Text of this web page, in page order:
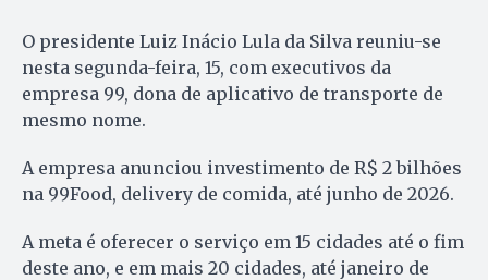
O presidente Luiz Inácio Lula da Silva reuniu-se
nesta segunda-feira, 15, com executivos da
empresa 99, dona de aplicativo de transporte de
mesmo nome.
A empresa anunciou investimento de R$ 2 bilhões
na 99Food, delivery de comida, até junho de 2026.
A meta é oferecer o serviço em 15 cidades até o fim
deste ano, e em mais 20 cidades, até janeiro de